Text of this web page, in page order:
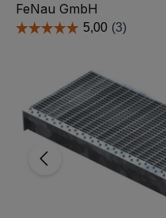
FeNau GmbH
Bildergalerie überspringen